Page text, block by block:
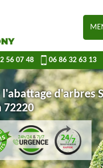
56 07 48 06 86 32 63 13
l'abattage d'arbres
72220